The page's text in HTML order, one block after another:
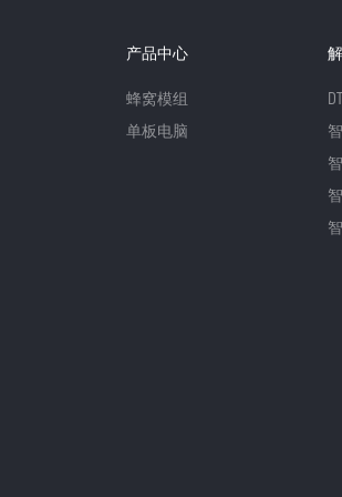
产品中心
蜂窝模组
单板电脑